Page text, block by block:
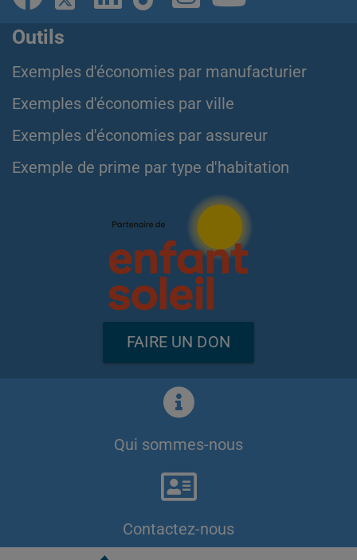
Outils
Exemples d'économies par manufacturier
Exemples d'économies par ville
Exemples d'économies par assureur
Exemple de prime par type d'habitation
FAIRE UN DON
Qui sommes-nous
Contactez-nous